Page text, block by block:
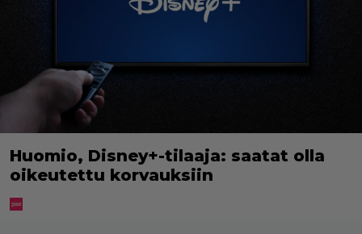
Huomio, Disney+-tilaaja: saatat olla
oikeutettu korvauksiin